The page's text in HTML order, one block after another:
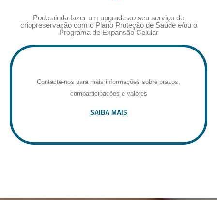
Pode ainda fazer um upgrade ao seu serviço de
criopreservação com o Plano Proteção de Saúde e/ou o
Programa de Expansão Celular
Contacte-nos para mais informações sobre prazos,
comparticipações e valores
SAIBA MAIS